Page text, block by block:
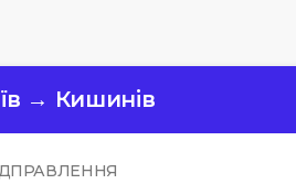
→ Кишинів